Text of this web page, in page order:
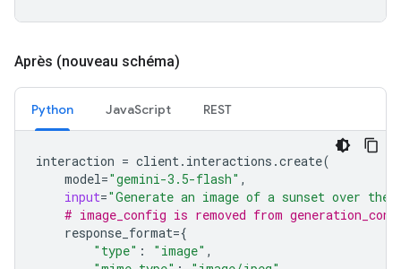
Après (nouveau schéma)
Python JavaScript REST
interaction = client. interactions .create(
model="gemini-3.5-flash" ,
input="Generate an image of a sunset over the
# image_config is removed from
response_format={
"type" : "image" ,